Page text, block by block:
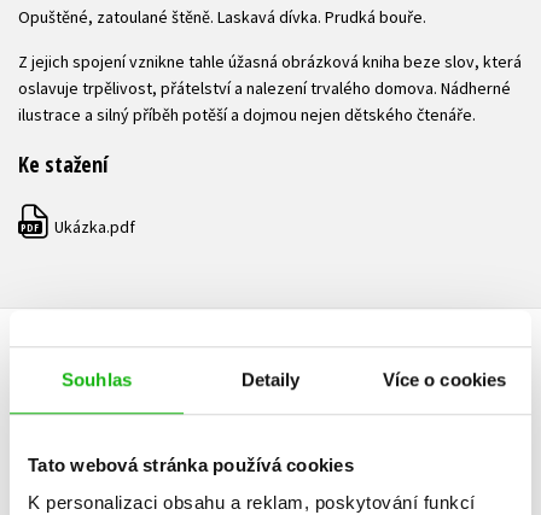
Souhlas Detaily Více o cookies
Tato webová stránka používá cookies
K personalizaci obsahu a reklam, poskytování funkcí
Opuštěné, zatoulané štěně. Laskavá dívka. Prudká bouře.
Z jejich spojení vznikne tahle úžasná obrázková kniha beze slov, která
oslavuje trpělivost, přátelství a nalezení trvalého domova. Nádherné
ilustrace a silný příběh potěší a dojmou nejen dětského čtenáře.
Ke stažení
PDF Ukázka.pdf
HODNOCENÍ ČTENÁŘŮ
Vaše hodnocení